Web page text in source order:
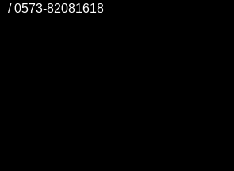
/ 0573-82081618